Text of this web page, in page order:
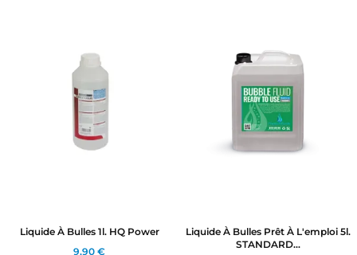
Liquide À Bulles 1l. HQ Power
9,90 €
Liquide À Bulles Prêt À L'emploi 5l.
STANDARD...